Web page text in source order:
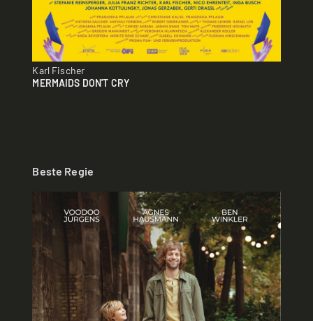
Karl Fischer
MERMAIDS DON'T CRY
Beste Regie